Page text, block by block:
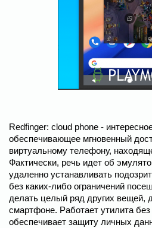
Redfinger: cloud phone -
обеспечивающее мгновенный
виртуальному телефону,
Фактически, речь идет об
удаленно устанавливать
без каких-либо ограничений
делать целый ряд других вещей,
смартфоне. Работает утилита
обеспечивает защиту личных